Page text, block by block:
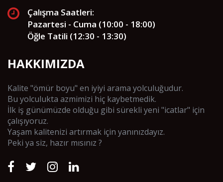
Çalışma Saatleri:
Pazartesi - Cuma (10:00 - 18:00)
Öğle Tatili (12:30 - 13:30)
HAKKIMIZDA
Kalite "ömür boyu" en iyiyi arama yolculuğudur.
Bu yolculukta azmimizi hiç kaybetmedik.
İlk iş günümüzde olduğu gibi sürekli yeni "icatlar" için
çalışıyoruz.
Yaşam kalitenizi artırmak için yanınızdayız.
Peki ya siz, hazır mısınız ?